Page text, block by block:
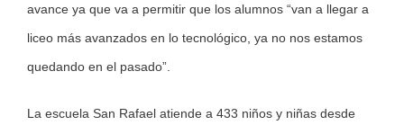
avance ya que va a permitir que los alumnos “van a llegar a
liceo más avanzados en lo tecnológico, ya no nos estamos
quedando en el pasado”.
La escuela San Rafael atiende a 433 niños y niñas desde